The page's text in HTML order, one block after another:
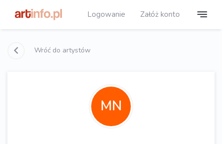
Logowanie Załóż konto
Wróć do artystów
MN